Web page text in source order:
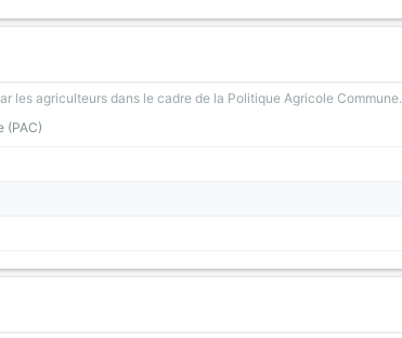
les agriculteurs dans le cadre de la Politique Agricole Commune.
(PAC)